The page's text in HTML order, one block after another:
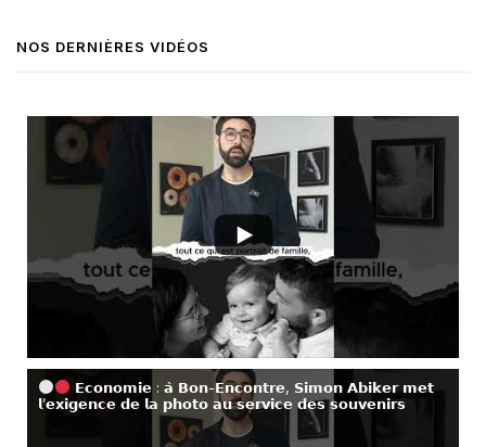
NOS DERNIÈRES VIDÉOS
𝗘𝗰𝗼𝗻𝗼𝗺𝗶𝗲 : 𝗮̀ 𝗕𝗼𝗻-𝗘𝗻𝗰𝗼𝗻𝘁𝗿𝗲, 𝗦𝗶𝗺𝗼𝗻 𝗔𝗯𝗶𝗸𝗲𝗿 𝗺𝗲𝘁
𝗹’𝗲𝘅𝗶𝗴𝗲𝗻𝗰𝗲 𝗱𝗲 𝗹𝗮 𝗽𝗵𝗼𝘁𝗼 𝗮𝘂 𝘀𝗲𝗿𝘃𝗶𝗰𝗲 𝗱𝗲𝘀 𝘀𝗼𝘂𝘃𝗲𝗻𝗶𝗿𝘀